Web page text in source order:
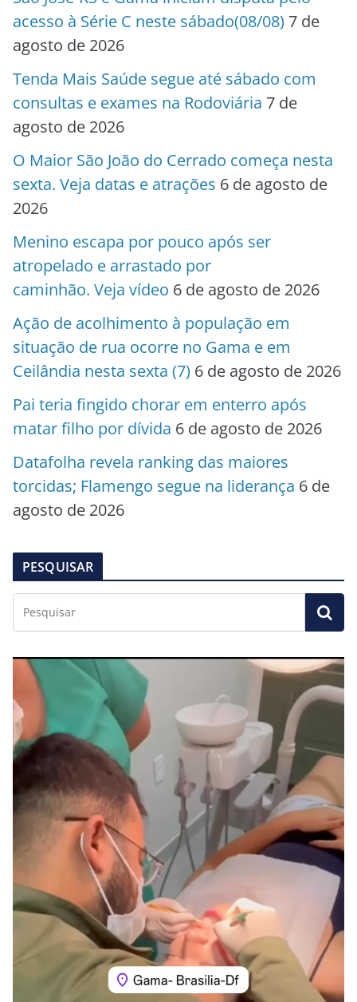
acesso à Série C neste sábado(08/08) 7 de
agosto de 2026
Tenda Mais Saúde segue até sábado com
consultas e exames na Rodoviária 7 de
agosto de 2026
O Maior São João do Cerrado começa nesta
sexta. Veja datas e atrações 6 de agosto de
2026
Menino escapa por pouco após ser
atropelado e arrastado por
caminhão. Veja vídeo 6 de agosto de 2026
Ação de acolhimento à população em
situação de rua ocorre no Gama e em
Ceilândia nesta sexta (7) 6 de agosto de 2026
Pai teria fingido chorar em enterro após
matar filho por dívida 6 de agosto de 2026
Datafolha revela ranking das maiores
torcidas; Flamengo segue na liderança 6 de
agosto de 2026
PESQUISAR